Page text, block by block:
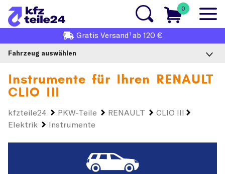
0
Gratis Versand1 ab 120 €
Fahrzeug auswählen
Instrumente für Ihren RENAULT
CLIO III
kfzteile24 PKW-Teile RENAULT
CLIO III
Elektrik
Instrumente